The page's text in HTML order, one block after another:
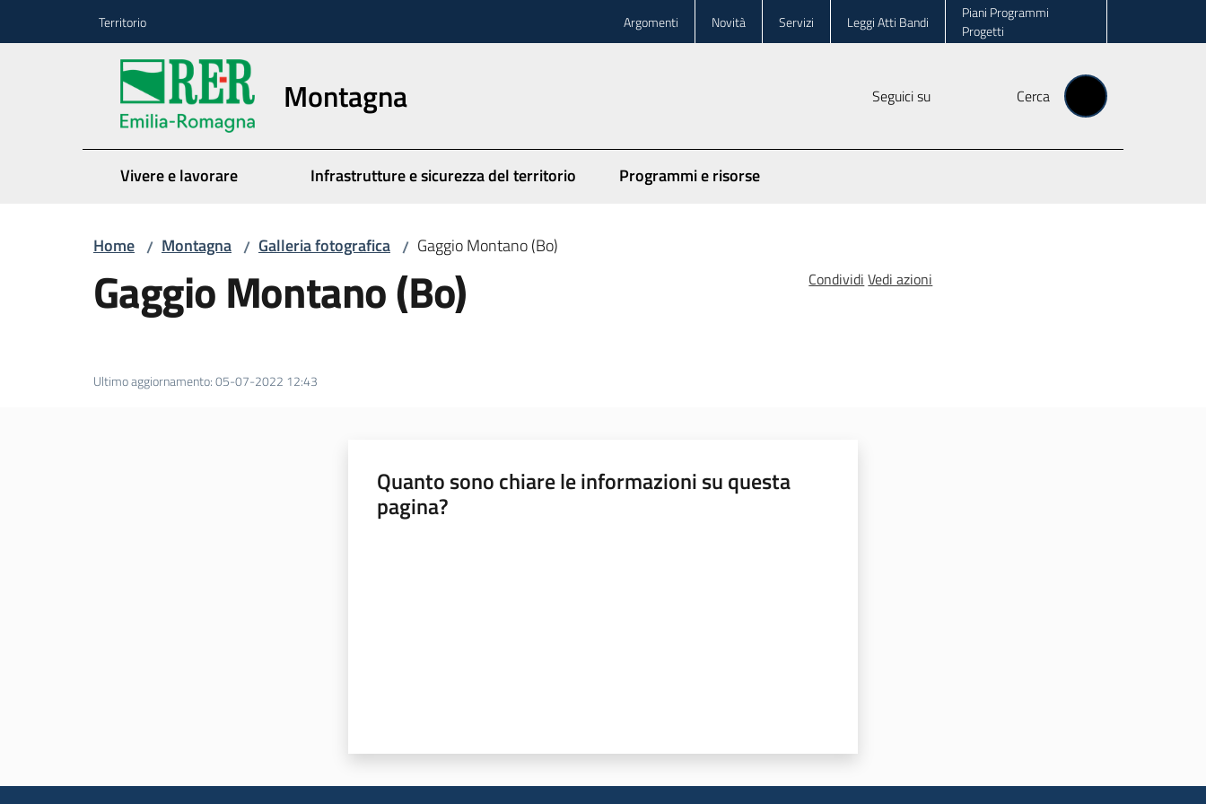
Territorio Argomenti Novità Servizi Leggi Atti Bandi
Piani Programmi
Progetti
Montagna Seguici su Cerca
Vivere e lavorare Infrastrutture e sicurezza del territorio Programmi e risorse
Home / Montagna / Galleria fotografica / Gaggio Montano (Bo)
Gaggio Montano (Bo) Condividi Vedi azioni
Ultimo aggiornamento:05-07-2022 12:43
Quanto sono chiare le informazioni su questa
pagina?